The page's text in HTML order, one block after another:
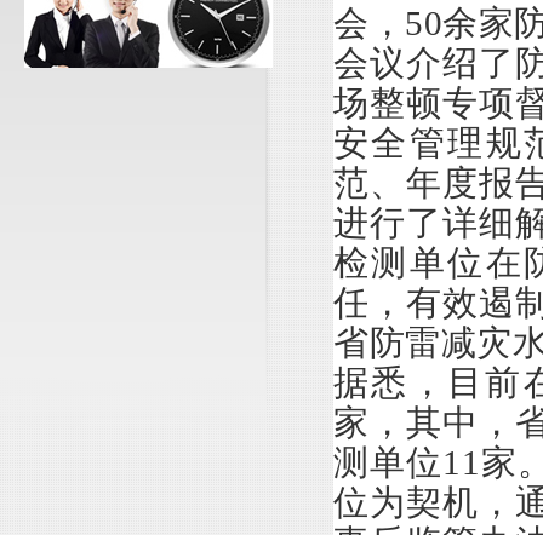
会，50余家
会议介绍了
场整顿专项
安全管理规
范、年度报
进行了详细
检测单位在
任，有效遏
省防雷减灾
据悉，目前
家，其中，
测单位11家
位为契机，